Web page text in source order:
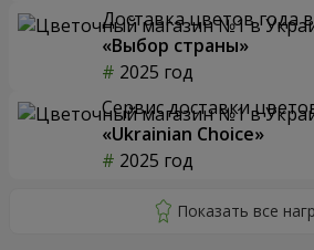
Доставка цветов года
«Выбор страны»
2025 год
Сервис доставки
«Ukrainian Choice»
2025 год